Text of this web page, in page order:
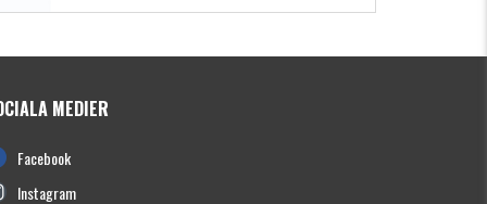
pack
139 kr
MEDIER
Facebook
Instagram